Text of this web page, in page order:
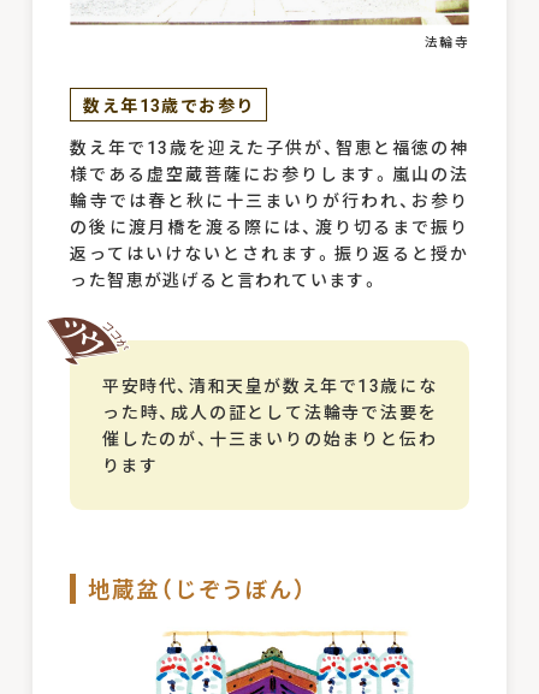
法輪寺
数え年13歳でお参り
数え年で13歳を迎えた子供が、智恵と福徳の神
様である虚空蔵菩薩にお参りします。嵐山の法
輪寺では春と秋に十三まいりが行われ、お参り
の後に渡月橋を渡る際には、渡り切るまで振り
返ってはいけないとされます。振り返ると授か
った智恵が逃げると言われています。
平安時代、清和天皇が数え年で13歳にな
った時、成人の証として法輪寺で法要を
催したのが、十三まいりの始まりと伝わ
ります
地蔵盆（じぞうぼん）